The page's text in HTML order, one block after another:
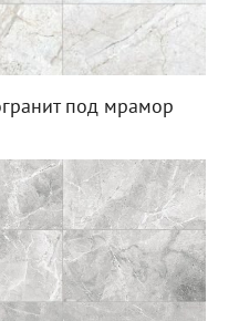
под мрамор